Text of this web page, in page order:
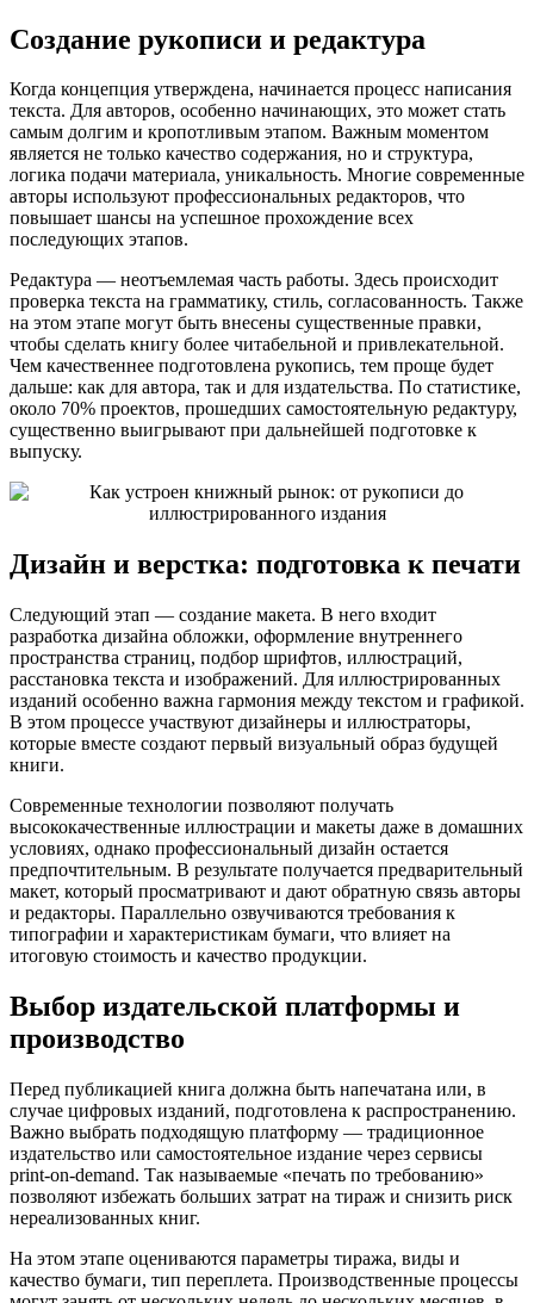
Создание рукописи и редактура
Когда концепция утверждена, начинается процесс написания
текста. Для авторов, особенно начинающих, это может стать
самым долгим и кропотливым этапом. Важным моментом
является не только качество содержания, но и структура,
логика подачи материала, уникальность. Многие современные
авторы используют профессиональных редакторов, что
повышает шансы на успешное прохождение всех
последующих этапов.
Редактура — неотъемлемая часть работы. Здесь происходит
проверка текста на грамматику, стиль, согласованность. Также
на этом этапе могут быть внесены существенные правки,
чтобы сделать книгу более читабельной и привлекательной.
Чем качественнее подготовлена рукопись, тем проще будет
дальше: как для автора, так и для издательства. По статистике,
около 70% проектов, прошедших самостоятельную редактуру,
существенно выигрывают при дальнейшей подготовке к
выпуску.
Дизайн и верстка: подготовка к печати
Следующий этап — создание макета. В него входит
разработка дизайна обложки, оформление внутреннего
пространства страниц, подбор шрифтов, иллюстраций,
расстановка текста и изображений. Для иллюстрированных
изданий особенно важна гармония между текстом и графикой.
В этом процессе участвуют дизайнеры и иллюстраторы,
которые вместе создают первый визуальный образ будущей
книги.
Современные технологии позволяют получать
высококачественные иллюстрации и макеты даже в домашних
условиях, однако профессиональный дизайн остается
предпочтительным. В результате получается предварительный
макет, который просматривают и дают обратную связь авторы
и редакторы. Параллельно озвучиваются требования к
типографии и характеристикам бумаги, что влияет на
итоговую стоимость и качество продукции.
Выбор издательской платформы и
производство
Перед публикацией книга должна быть напечатана или, в
случае цифровых изданий, подготовлена к распространению.
Важно выбрать подходящую платформу — традиционное
издательство или самостоятельное издание через сервисы
print-on-demand. Так называемые «печать по требованию»
позволяют избежать больших затрат на тираж и снизить риск
нереализованных книг.
На этом этапе оцениваются параметры тиража, виды и
качество бумаги, тип переплета. Производственные процессы